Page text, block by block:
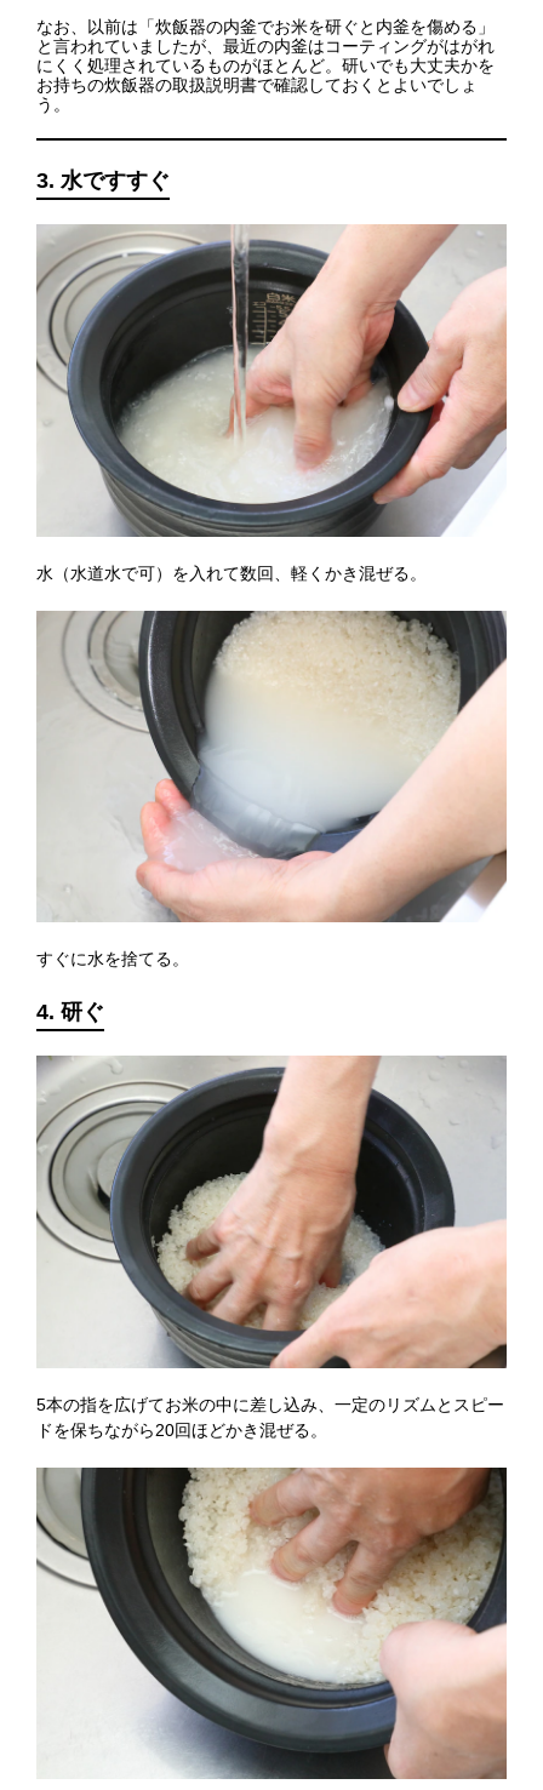
なお、以前は「炊飯器の内釜でお米を研ぐと内釜を傷める」
と言われていましたが、最近の内釜はコーティングがはがれ
にくく処理されているものがほとんど。研いでも大丈夫かを
お持ちの炊飯器の取扱説明書で確認しておくとよいでしょ
う。
3. 水ですすぐ
水（水道水で可）を入れて数回、軽くかき混ぜる。
すぐに水を捨てる。
4. 研ぐ
5本の指を広げてお米の中に差し込み、一定のリズムとスピー
ドを保ちながら20回ほどかき混ぜる。